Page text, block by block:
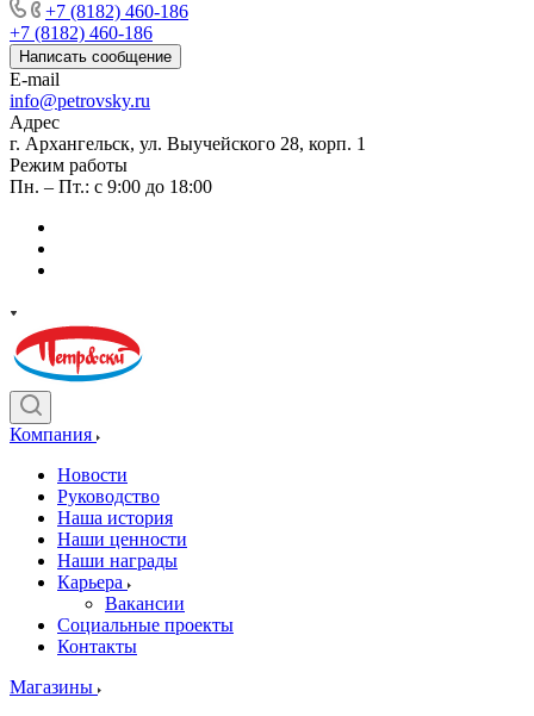
+7 (8182) 460-186
+7 (8182) 460-186
Написать сообщение
E-mail
info@petrovsky.ru
Адрес
г. Архангельск, ул. Выучейского 28, корп. 1
Режим работы
Пн. – Пт.: с 9:00 до 18:00
Компания
Новости
Руководство
Наша история
Наши ценности
Наши награды
Карьера
Вакансии
Социальные проекты
Контакты
Магазины